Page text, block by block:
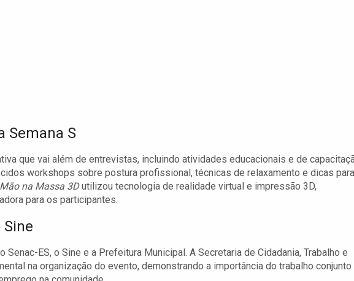
Semana S
que vai além de entrevistas, incluindo atividades educacionais e de
workshops sobre postura profissional, técnicas de relaxamento e dicas
Mão na Massa 3Dutilizou tecnologia de realidade virtual e impressão 3D,
para os participantes.
Senac-ES, o Sine e a Prefeitura Municipal. A Secretaria de Cidadania, Trabalho e
na organização do evento, demonstrando a importância do trabalho conjunto